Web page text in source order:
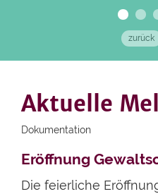
zurück
Aktuelle
Dokumentation
Die feierliche